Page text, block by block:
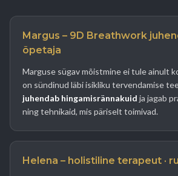
Margus – 9D Breathwork
õpetaja
Marguse sügav mõistmine ei tule ainult
on sündinud läbi isikliku tervendamise
juhendab hingamisrännakuid ja jagab
ning tehnikaid, mis päriselt toimivad.
Helena – holistiline terapeut ·